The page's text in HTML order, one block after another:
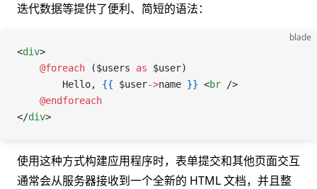
迭代数据等提供了便利、简短的语法：
blade
<div>
    @foreach
($users as $user)
        Hello,
{{ $user->name }} <br />
    @endforeach
</div>
使用这种方式构建应用程序时，表单提交和其他页面交互
通常会从服务器接收到一个全新的 HTML 文档，并且整